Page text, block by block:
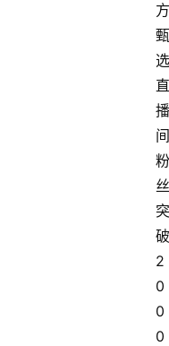
方
甄
选
直
播
间
粉
丝
突
破
2
0
0
0